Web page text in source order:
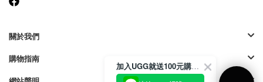
關於我們
購物指南
加入UGG就送100元購物金